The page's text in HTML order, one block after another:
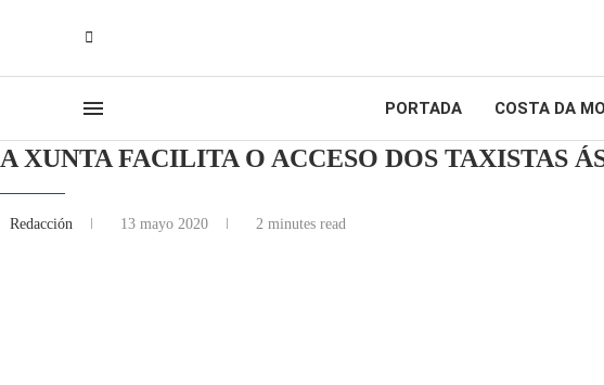
PORTADA COSTA DA
A XUNTA FACILITA O ACCESO DOS TAXISTAS
Redacción 13 mayo 2020 2 minutes read